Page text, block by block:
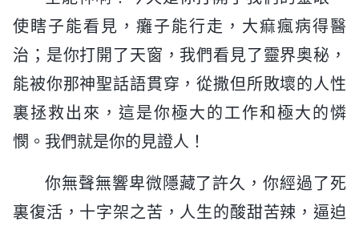
使瞎子能看見，癱子能行走，大痲瘋病得醫
治；是你打開了天窗，我們看見了靈界奥秘，
能被你那神聖話語貫穿，從撒但所敗壞的人性
裏拯救出來，這是你極大的工作和極大的憐
憫。我們就是你的見證人！
你無聲無響卑微隱藏了許久，你經過了死
裏復活，十字架之苦，人生的酸甜苦辣，逼迫